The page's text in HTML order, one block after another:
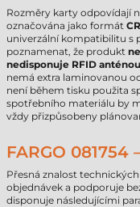
Rozměry karty odpovídají
označována jako formát
univerzální kompatibilitu s
poznamenat, že produkt
nedisponuje RFID anténou
nemá extra laminovanou
není během tisku použita
spotřebního materiálu by
vždy přizpůsobeny
FARGO 081754
Přesná znalost
objednávek a podporuje
disponuje následujícími